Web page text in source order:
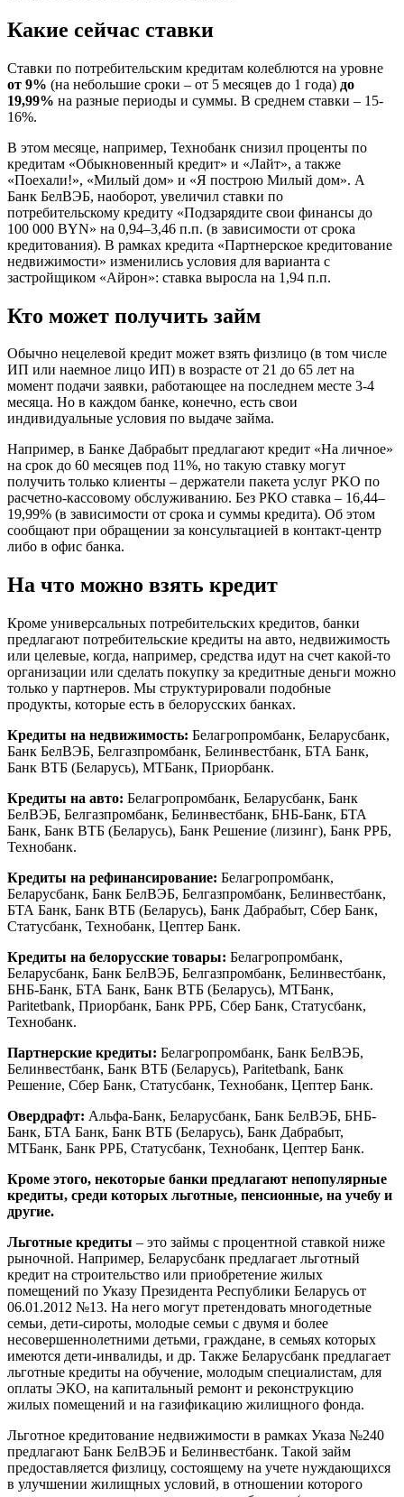
Какие сейчас ставки
Ставки по потребительским кредитам колеблются на уровне
от 9% (на небольшие сроки – от 5 месяцев до 1 года) до
19,99% на разные периоды и суммы. В среднем ставки – 15-
16%.
В этом месяце, например, Технобанк снизил проценты по
кредитам «Обыкновенный кредит» и «Лайт», а также
«Поехали!», «Милый дом» и «Я построю Милый дом». А
Банк БелВЭБ, наоборот, увеличил ставки по
потребительскому кредиту «Подзарядите свои финансы до
100 000 BYN» на 0,94–3,46 п.п. (в зависимости от срока
кредитования). В рамках кредита «Партнерское кредитование
недвижимости» изменились условия для варианта с
застройщиком «Айрон»: ставка выросла на 1,94 п.п.
Кто может получить займ
Обычно нецелевой кредит может взять физлицо (в том числе
ИП или наемное лицо ИП) в возрасте от 21 до 65 лет на
момент подачи заявки, работающее на последнем месте 3-4
месяца. Но в каждом банке, конечно, есть свои
индивидуальные условия по выдаче займа.
Например, в Банке Дабрабыт предлагают кредит «На личное»
на срок до 60 месяцев под 11%, но такую ставку могут
получить только клиенты – держатели пакета услуг PKO по
расчетно-кассовому обслуживанию. Без РКО ставка – 16,44–
19,99% (в зависимости от срока и суммы кредита). Об этом
сообщают при обращении за консультацией в контакт-центр
либо в офис банка.
На что можно взять кредит
Кроме универсальных потребительских кредитов, банки
предлагают потребительские кредиты на авто, недвижимость
или целевые, когда, например, средства идут на счет какой-то
организации или сделать покупку за кредитные деньги можно
только у партнеров. Мы структурировали подобные
продукты, которые есть в белорусских банках.
Кредиты на недвижимость: Белагропромбанк, Беларусбанк,
Банк БелВЭБ, Белгазпромбанк, Белинвестбанк, БТА Банк,
Банк ВТБ (Беларусь), МТБанк, Приорбанк.
Кредиты на авто: Белагропромбанк, Беларусбанк, Банк
БелВЭБ, Белгазпромбанк, Белинвестбанк, БНБ-Банк, БТА
Банк, Банк ВТБ (Беларусь), Банк Решение (лизинг), Банк РРБ,
Технобанк.
Кредиты на рефинансирование: Белагропромбанк,
Беларусбанк, Банк БелВЭБ, Белгазпромбанк, Белинвестбанк,
БТА Банк, Банк ВТБ (Беларусь), Банк Дабрабыт, Сбер Банк,
Статусбанк, Технобанк, Цептер Банк.
Кредиты на белорусские товары: Белагропромбанк,
Беларусбанк, Банк БелВЭБ, Белгазпромбанк, Белинвестбанк,
БНБ-Банк, БТА Банк, Банк ВТБ (Беларусь), МТБанк,
Paritetbank, Приорбанк, Банк РРБ, Сбер Банк, Статусбанк,
Технобанк.
Партнерские кредиты: Белагропромбанк, Банк БелВЭБ,
Белинвестбанк, Банк ВТБ (Беларусь), Paritetbank, Банк
Решение, Сбер Банк, Статусбанк, Технобанк, Цептер Банк.
Овердрафт: Альфа-Банк, Беларусбанк, Банк БелВЭБ, БНБ-
Банк, БТА Банк, Банк ВТБ (Беларусь), Банк Дабрабыт,
МТБанк, Банк РРБ, Статусбанк, Технобанк, Цептер Банк.
Кроме этого, некоторые банки предлагают непопулярные
кредиты, среди которых льготные, пенсионные, на учебу и
другие.
Льготные кредиты – это займы с процентной ставкой ниже
рыночной. Например, Беларусбанк предлагает льготный
кредит на строительство или приобретение жилых
помещений по Указу Президента Республики Беларусь от
06.01.2012 №13. На него могут претендовать многодетные
семьи, дети-сироты, молодые семьи с двумя и более
несовершеннолетними детьми, граждане, в семьях которых
имеются дети-инвалиды, и др. Также Беларусбанк предлагает
льготные кредиты на обучение, молодым специалистам, для
оплаты ЭКО, на капитальный ремонт и реконструкцию
жилых помещений и на газификацию жилищного фонда.
Льготное кредитование недвижимости в рамках Указа №240
предлагают Банк БелВЭБ и Белинвестбанк. Такой займ
предоставляется физлицу, состоящему на учете нуждающихся
в улучшении жилищных условий, в отношении которого